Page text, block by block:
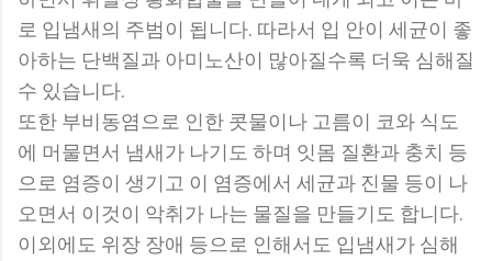
로 입냄새의 주범이 됩니다. 따라서 입 안이 세균이 좋
아하는 단백질과 아미노산이 많아질수록 더욱 심해질
수 있습니다.
또한 부비동염으로 인한 콧물이나 고름이 코와 식도
에 머물면서 냄새가 나기도 하며 잇몸 질환과 충치 등
으로 염증이 생기고 이 염증에서 세균과 진물 등이 나
오면서 이것이 악취가 나는 물질을 만들기도 합니다.
이외에도 위장 장애 등으로 인해서도 입냄새가 심해